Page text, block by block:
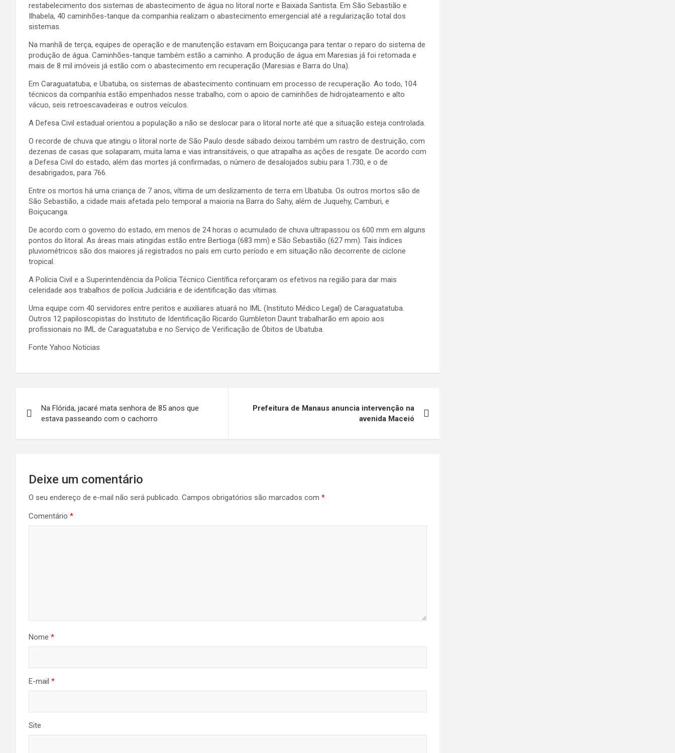
restabelecimento dos sistemas de abastecimento de água no litoral norte e Baixada Santista. Em São Sebastião e
Ilhabela, 40 caminhões-tanque da companhia realizam o abastecimento emergencial até a regularização total dos
sistemas.
Na manhã de terça, equipes de operação e de manutenção estavam em Boiçucanga para tentar o reparo do sistema de
produção de água. Caminhões-tanque também estão a caminho. A produção de água em Maresias já foi retomada e
mais de 8 mil imóveis já estão com o abastecimento em recuperação (Maresias e Barra do Una).
Em Caraguatatuba, e Ubatuba, os sistemas de abastecimento continuam em processo de recuperação. Ao todo, 104
técnicos da companhia estão empenhados nesse trabalho, com o apoio de caminhões de hidrojateamento e alto
vácuo, seis retroescavadeiras e outros veículos.
A Defesa Civil estadual orientou a população a não se deslocar para o litoral norte até que a situação esteja controlada.
O recorde de chuva que atingiu o litoral norte de São Paulo desde sábado deixou também um rastro de destruição, com
dezenas de casas que solaparam, muita lama e vias intransitáveis, o que atrapalha as ações de resgate. De acordo com
a Defesa Civil do estado, além das mortes já confirmadas, o número de desalojados subiu para 1.730, e o de
desabrigados, para 766.
Entre os mortos há uma criança de 7 anos, vítima de um deslizamento de terra em Ubatuba. Os outros mortos são de
São Sebastião, a cidade mais afetada pelo temporal a maioria na Barra do Sahy, além de Juquehy, Camburi, e
Boiçucanga.
De acordo com o governo do estado, em menos de 24 horas o acumulado de chuva ultrapassou os 600 mm em alguns
pontos do litoral. As áreas mais atingidas estão entre Bertioga (683 mm) e São Sebastião (627 mm). Tais índices
pluviométricos são dos maiores já registrados no país em curto período e em situação não decorrente de ciclone
tropical.
A Polícia Civil e a Superintendência da Polícia Técnico Científica reforçaram os efetivos na região para dar mais
celeridade aos trabalhos de polícia Judiciária e de identificação das vítimas.
Uma equipe com 40 servidores entre peritos e auxiliares atuará no IML (Instituto Médico Legal) de Caraguatatuba.
Outros 12 papiloscopistas do Instituto de Identificação Ricardo Gumbleton Daunt trabalharão em apoio aos
profissionais no IML de Caraguatatuba e no Serviço de Verificação de Óbitos de Ubatuba.
Fonte Yahoo Noticias
de
Post
Na Flórida, jacaré mata senhora de 85 anos que
estava passeando com o cachorro
Prefeitura de Manaus anuncia intervenção na
avenida Maceió
Deixe um comentário
O seu endereço de e-mail não será publicado. Campos obrigatórios são marcados com *
Comentário *
Nome *
E-mail *
Site